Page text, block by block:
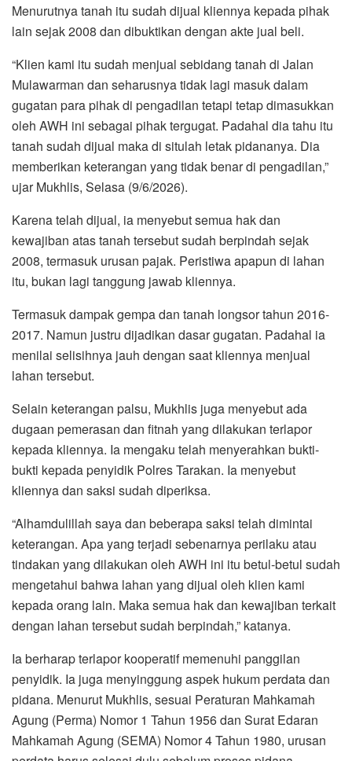
Menurutnya tanah itu sudah dijual kliennya kepada pihak
lain sejak 2008 dan dibuktikan dengan akte jual beli.
“Klien kami itu sudah menjual sebidang tanah di Jalan
Mulawarman dan seharusnya tidak lagi masuk dalam
gugatan para pihak di pengadilan tetapi tetap dimasukkan
oleh AWH ini sebagai pihak tergugat. Padahal dia tahu itu
tanah sudah dijual maka di situlah letak pidananya. Dia
memberikan keterangan yang tidak benar di pengadilan,”
ujar Mukhlis, Selasa (9/6/2026).
Karena telah dijual, ia menyebut semua hak dan
kewajiban atas tanah tersebut sudah berpindah sejak
2008, termasuk urusan pajak. Peristiwa apapun di lahan
itu, bukan lagi tanggung jawab kliennya.
Termasuk dampak gempa dan tanah longsor tahun 2016-
2017. Namun justru dijadikan dasar gugatan. Padahal ia
menilai selisihnya jauh dengan saat kliennya menjual
lahan tersebut.
Selain keterangan palsu, Mukhlis juga menyebut ada
dugaan pemerasan dan fitnah yang dilakukan terlapor
kepada kliennya. Ia mengaku telah menyerahkan bukti-
bukti kepada penyidik Polres Tarakan. Ia menyebut
kliennya dan saksi sudah diperiksa.
“Alhamdulillah saya dan beberapa saksi telah dimintai
keterangan. Apa yang terjadi sebenarnya perilaku atau
tindakan yang dilakukan oleh AWH ini itu betul-betul sudah
mengetahui bahwa lahan yang dijual oleh klien kami
kepada orang lain. Maka semua hak dan kewajiban terkait
dengan lahan tersebut sudah berpindah,” katanya.
Ia berharap terlapor kooperatif memenuhi panggilan
penyidik. Ia juga menyinggung aspek hukum perdata dan
pidana. Menurut Mukhlis, sesuai Peraturan Mahkamah
Agung (Perma) Nomor 1 Tahun 1956 dan Surat Edaran
Mahkamah Agung (SEMA) Nomor 4 Tahun 1980, urusan